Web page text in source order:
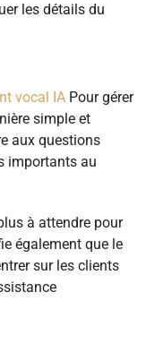
les détails du
vocal IA Pour gérer
simple et
aux questions
importants au
à attendre pour
également que le
sur les clients